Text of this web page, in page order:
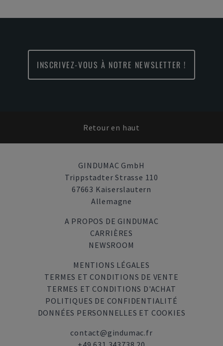
INSCRIVEZ-VOUS À NOTRE NEWSLETTER !
Retour en haut
GINDUMAC GmbH
Trippstadter Strasse 110
67663 Kaiserslautern
Allemagne
A PROPOS DE GINDUMAC
CARRIÈRES
NEWSROOM
MENTIONS LÉGALES
TERMES ET CONDITIONS DE VENTE
TERMES ET CONDITIONS D'ACHAT
POLITIQUES DE CONFIDENTIALITÉ
DONNÉES PERSONNELLES ET COOKIES
contact@gindumac.fr